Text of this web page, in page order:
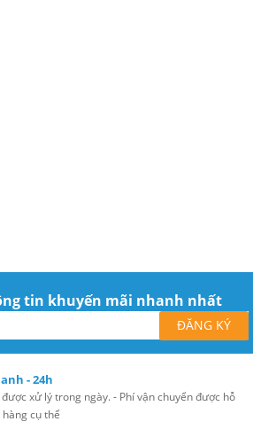
tin khuyến mãi nhanh nhất
- 24h
xử lý trong ngày. - Phí vận chuyển được hỗ
cụ thể